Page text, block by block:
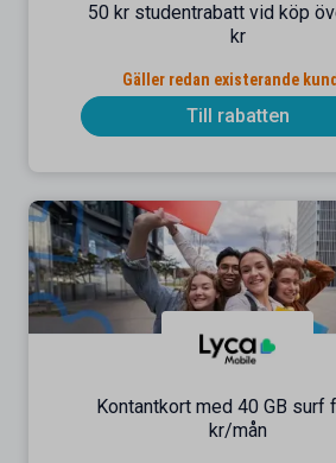
50 kr studentrabatt vid köp
kr
Gäller redan existerande
Till rabatten
Kontantkort med 40 GB surf
kr/mån